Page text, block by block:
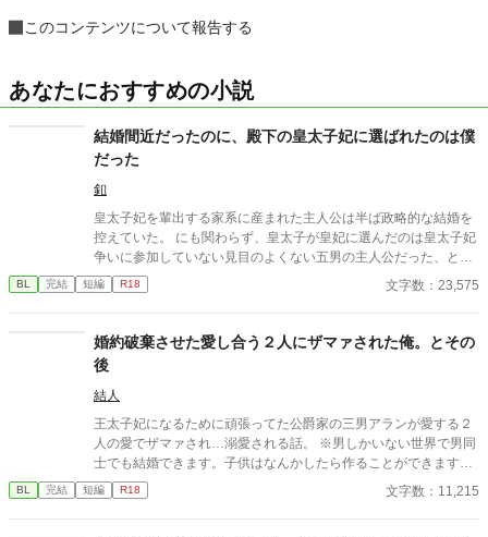
このコンテンツについて報告する
あなたにおすすめの小説
結婚間近だったのに、殿下の皇太子妃に選ばれたのは僕
だった
釦
皇太子妃を輩出する家系に産まれた主人公は半ば政略的な結婚を
控えていた。 にも関わらず、皇太子が皇妃に選んだのは皇太子妃
争いに参加していない見目のよくない五男の主人公だった、とい
うお話。
BL 完結 短編 R18 文字数：23,575
婚約破棄させた愛し合う２人にザマァされた俺。とその
後
結人
王太子妃になるために頑張ってた公爵家の三男アランが愛する２
人の愛でザマァされ…溺愛される話。 ※男しかいない世界で男同
士でも結婚できます。子供はなんかしたら作ることができます。
きっと…。 全５話完結。予約更新します。
BL 完結 短編 R18 文字数：11,215